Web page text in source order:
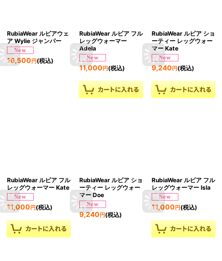
RubiaWear ルビアウェ
ア Wylie ジャンパー
16,500 円 (税込)
RubiaWear ルビア フル
レッグウォーマー
Adela
11,000 円(税込)
RubiaWear ルビア ショ
ーティー レッグウォー
マー Kate
9,240 円(税込)
RubiaWear ルビア フル
レッグウォーマー Kate
11,000 円 (税込)
RubiaWear ルビア ショ
ーティー レッグウォー
マー Doe
9,240 円(税込)
RubiaWear ルビア フル
レッグウォーマー Isla
11,000 円(税込)